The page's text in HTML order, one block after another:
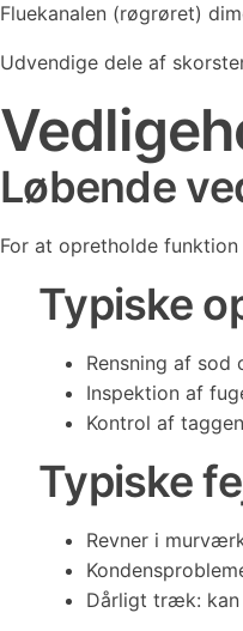
Fluekanalen (røgrøret)
Udvendige dele af
Løbende
For at opretholde
Typiske
Rensning af
Inspektion af
Kontrol af
Typiske
Revner i
Dårligt træk: kan